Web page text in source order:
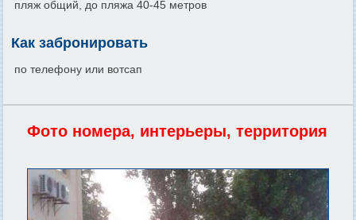
пляж общий, до пляжа 40-45 метров
Как забронировать
по телефону или вотсап
Фото номера, интерьеры, территория